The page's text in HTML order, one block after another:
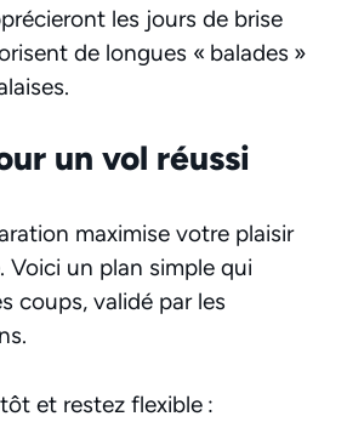
les jours de brise
de longues « balades »
un vol réussi
maximise votre plaisir
Voici un plan simple qui
coups, validé par les
et restez flexible :